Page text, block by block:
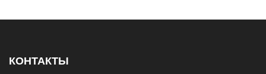
КОНТАКТЫ